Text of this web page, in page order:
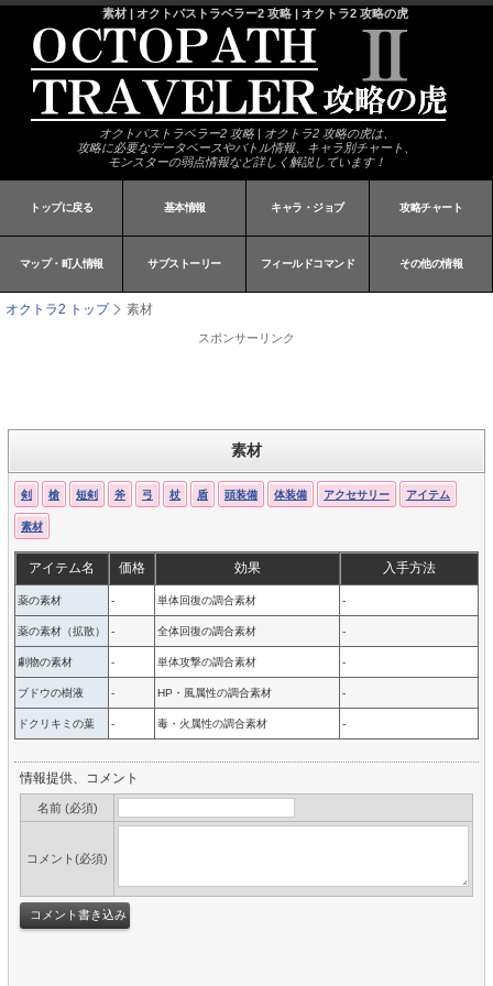
素材 | オクトパストラベラー2 攻略 | オクトラ2 攻略の虎
オクトパストラベラー2 攻略 | オクトラ2 攻略の虎は、
攻略に必要なデータベースやバトル情報、キャラ別チャート、
モンスターの弱点情報など詳しく解説しています！
トップに戻る 基本情報 キャラ・ジョブ 攻略チャート
マップ・町人情報 サブストーリー フィールドコマンド その他の情報
オクトラ2 トップ 素材
スポンサーリンク
素材
剣 槍 短剣 斧 弓 杖 盾 頭装備 体装備 アクセサリー アイテム
素材
アイテム名 価格 効果 入手方法
薬の素材 - 単体回復の調合素材 -
薬の素材（拡散） - 全体回復の調合素材 -
劇物の素材 - 単体攻撃の調合素材 -
ブドウの樹液 - HP・風属性の調合素材 -
ドクリキミの葉 - 毒・火属性の調合素材 -
情報提供、コメント
名前 (必須)
コメント(必須)